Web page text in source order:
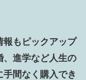
報もピックアップ
、進学など人生の
間なく購入でき